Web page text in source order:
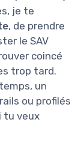
je te
, de prendre
le SAV
coincé
trop tard.
un
ou profilés
tu veux